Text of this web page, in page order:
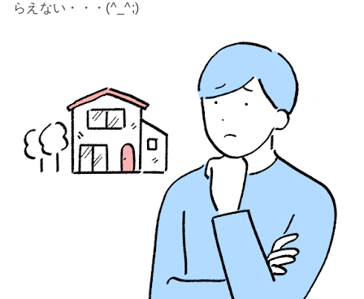
らえない・・・(^_^;)